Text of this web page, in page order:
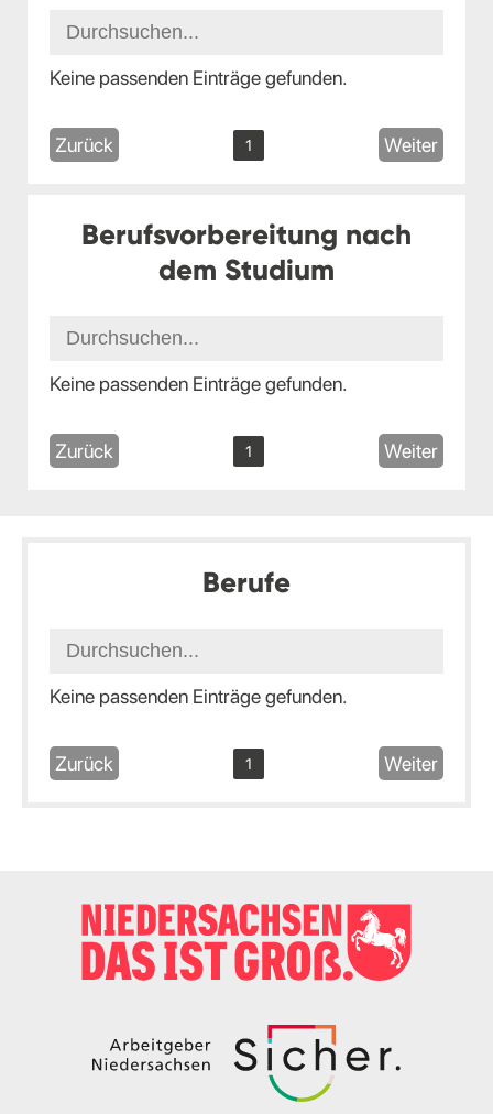
Keine passenden Einträge gefunden.
Zurück 1 Weiter
Berufsvorbereitung nach
dem Studium
Keine passenden Einträge gefunden.
Zurück 1 Weiter
Berufe
Keine passenden Einträge gefunden.
Zurück 1 Weiter